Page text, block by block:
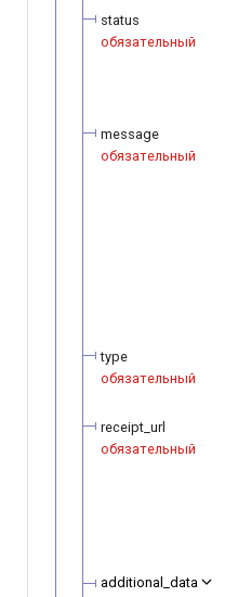
status
обязательный
message
обязательный
type
обязательный
receipt_url
обязательный
additional_data